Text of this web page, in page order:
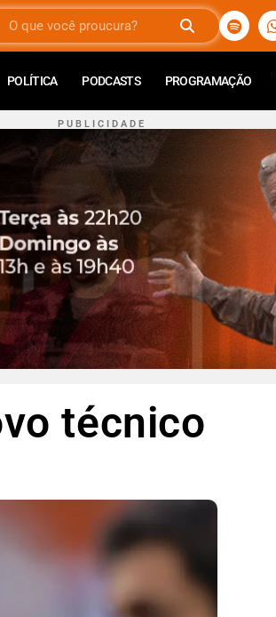
POLÍTICA PODCASTS PROGRAMAÇÃO
P U B L I C I D A D E
técnico